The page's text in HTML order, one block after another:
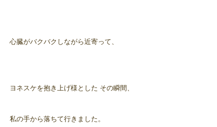
心臓がバクバクしながら近寄って、
ヨネスケを抱き上げ様とした その瞬間、
私の手から落ちて行きました。